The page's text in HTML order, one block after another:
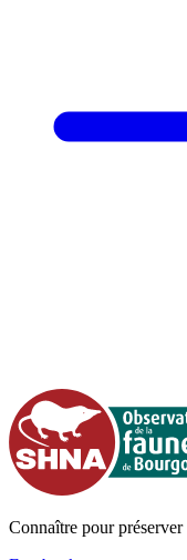
Connaître pour préserver